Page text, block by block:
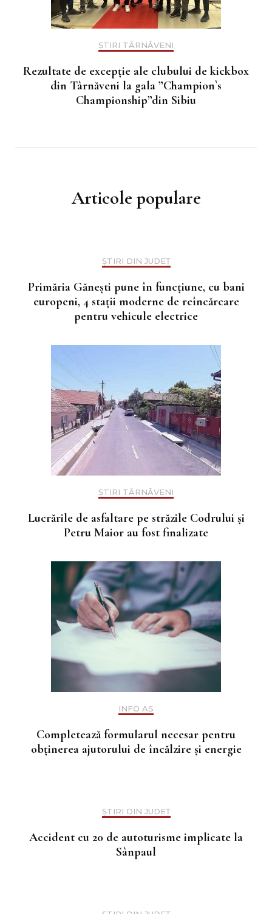
ȘTIRI TÂRNĂVENI
Rezultate de excepție ale clubului de kickbox
din Târnăveni la gala ”Champion`s
Championship”din Sibiu
Articole populare
ȘTIRI DIN JUDEȚ
Primăria Gănești pune în funcțiune, cu bani
europeni, 4 stații moderne de reîncărcare
pentru vehicule electrice
ȘTIRI TÂRNĂVENI
Lucrările de asfaltare pe străzile Codrului și
Petru Maior au fost finalizate
INFO AS
Completează formularul necesar pentru
obținerea ajutorului de încălzire și energie
ȘTIRI DIN JUDEȚ
Accident cu 20 de autoturisme implicate la
Sânpaul